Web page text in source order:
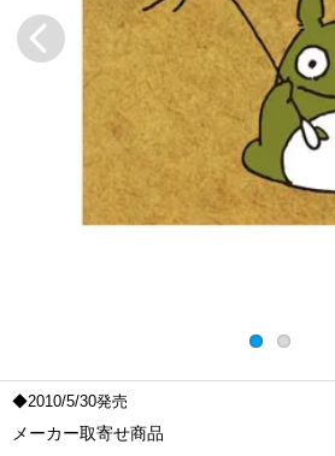
◆2010/5/30発売
メーカー取寄せ商品